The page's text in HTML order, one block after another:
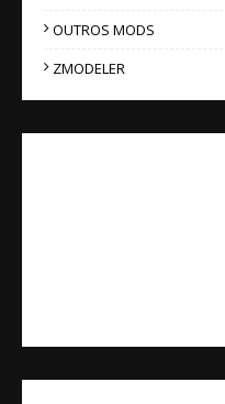
OUTROS MODS
ZMODELER